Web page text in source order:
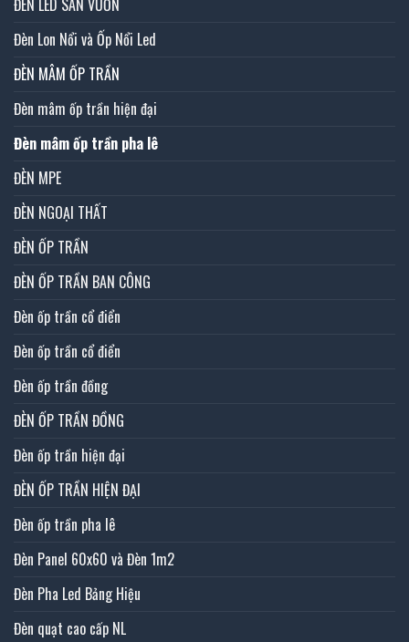
Đèn Lon Nổi và Ốp Nổi Led
ĐÈN MÂM ỐP TRẦN
Đèn mâm ốp trần hiện đại
Đèn mâm ốp trần pha lê
ĐÈN MPE
ĐÈN NGOẠI THẤT
ĐÈN ỐP TRẦN
ĐÈN ỐP TRẦN BAN CÔNG
Đèn ốp trần cổ điển
Đèn ốp trần cổ điển
Đèn ốp trần đồng
ĐÈN ỐP TRẦN ĐỒNG
Đèn ốp trần hiện đại
ĐÈN ỐP TRẦN HIỆN ĐẠI
Đèn ốp trần pha lê
Đèn Panel 60x60 và Đèn 1m2
Đèn Pha Led Bảng Hiệu
Đèn quạt cao cấp NL